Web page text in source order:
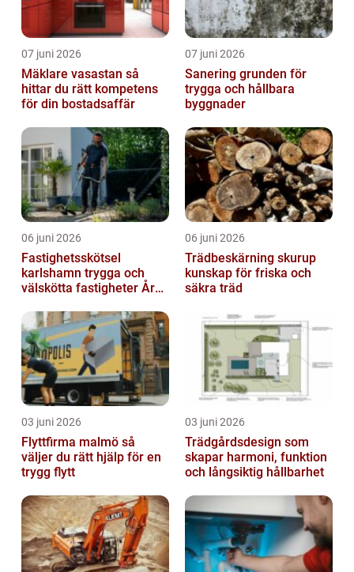
07 juni 2026
Mäklare vasastan så
hittar du rätt kompetens
för din bostadsaffär
07 juni 2026
Sanering grunden för
trygga och hållbara
byggnader
06 juni 2026
Fastighetsskötsel
karlshamn trygga och
välskötta fastigheter Året
06 juni 2026
Trädbeskärning skurup
kunskap för friska och
säkra träd
03 juni 2026
Flyttfirma malmö så
väljer du rätt hjälp för en
trygg flytt
03 juni 2026
Trädgårdsdesign som
skapar harmoni, funktion
och långsiktig hållbarhet